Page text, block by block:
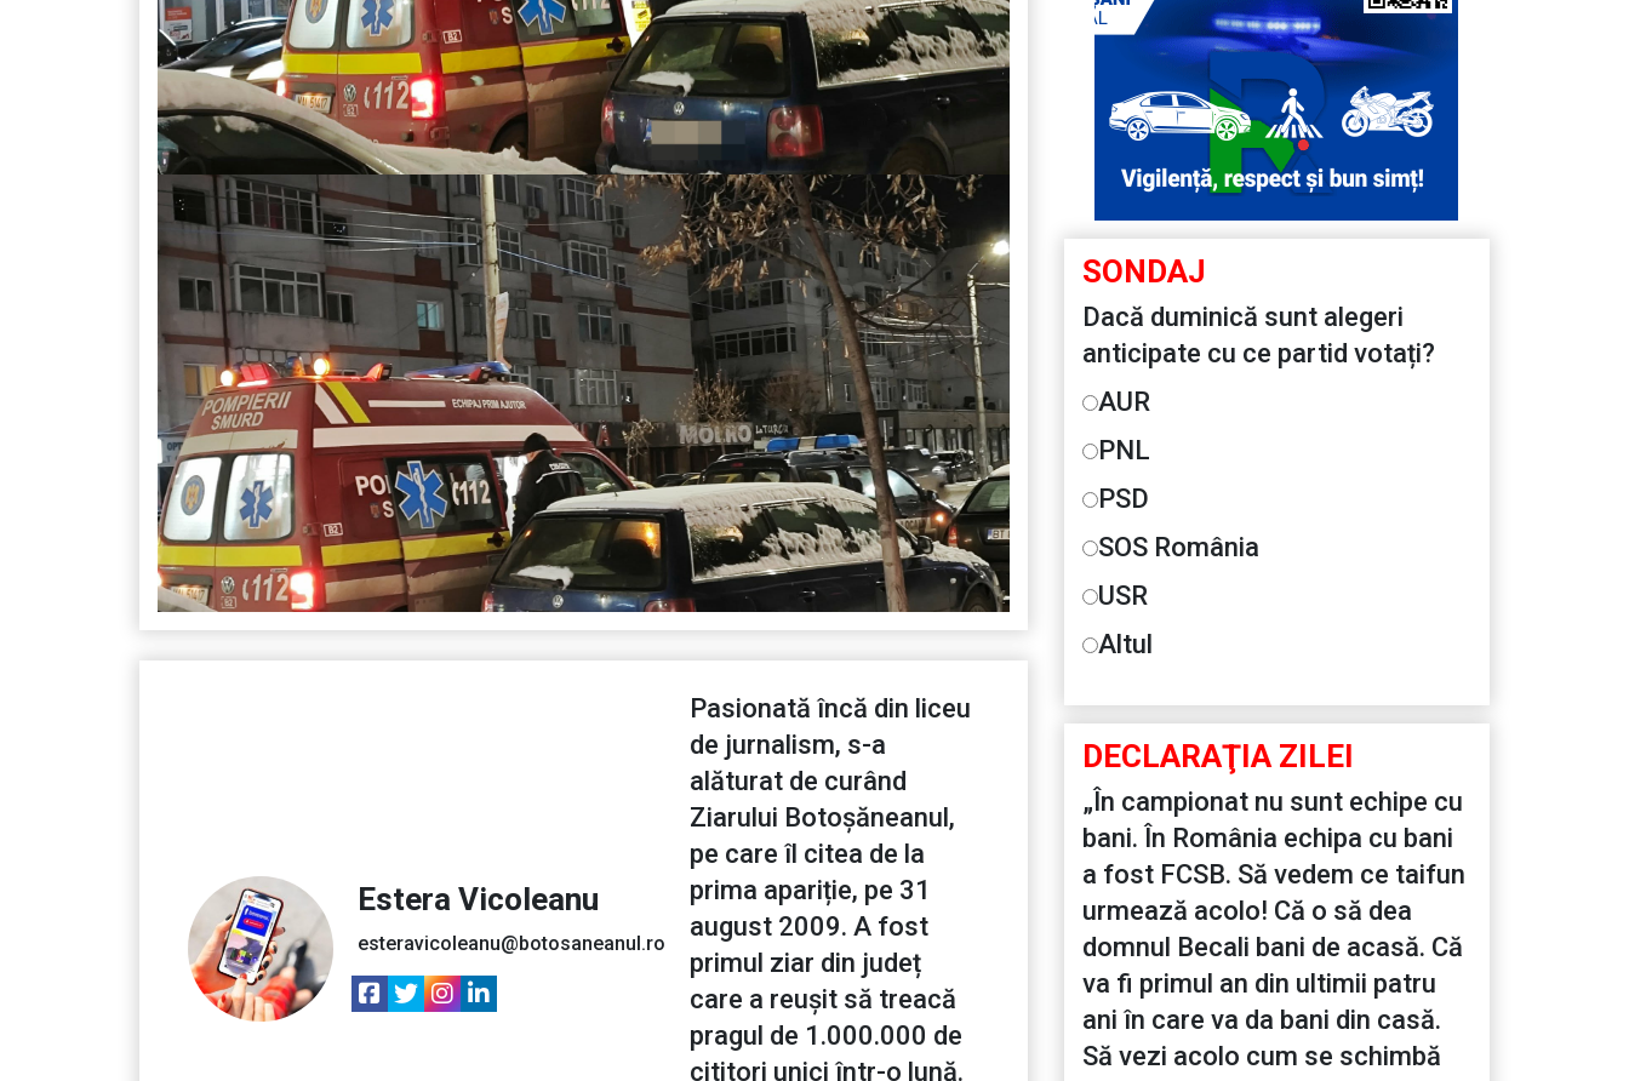
Estera Vicoleanu
esteravicoleanu@botosaneanul.ro
Pasionată încă din liceu
de jurnalism, s-a
alăturat de curând
Ziarului Botoșăneanul,
pe care îl citea de la
prima apariție, pe 31
august 2009. A fost
primul ziar din județ
care a reușit să treacă
pragul de 1.000.000 de
cititori unici într-o lună.
SONDAJ
Dacă duminică sunt alegeri
anticipate cu ce partid votați?
AUR
PNL
PSD
SOS România
USR
Altul
DECLARAŢIA ZILEI
„În campionat nu sunt echipe cu
bani. În România echipa cu bani
a fost FCSB. Să vedem ce taifun
urmează acolo! Că o să dea
domnul Becali bani de acasă. Că
va fi primul an din ultimii patru
ani în care va da bani din casă.
Să vezi acolo cum se schimbă